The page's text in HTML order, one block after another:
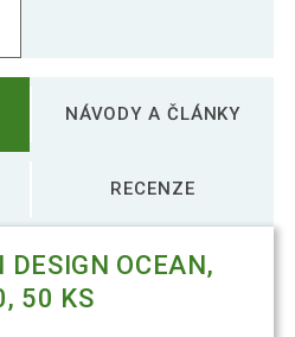
NÁVODY A ČLÁNKY
RECENZE
DESIGN OCEAN,
50 KS